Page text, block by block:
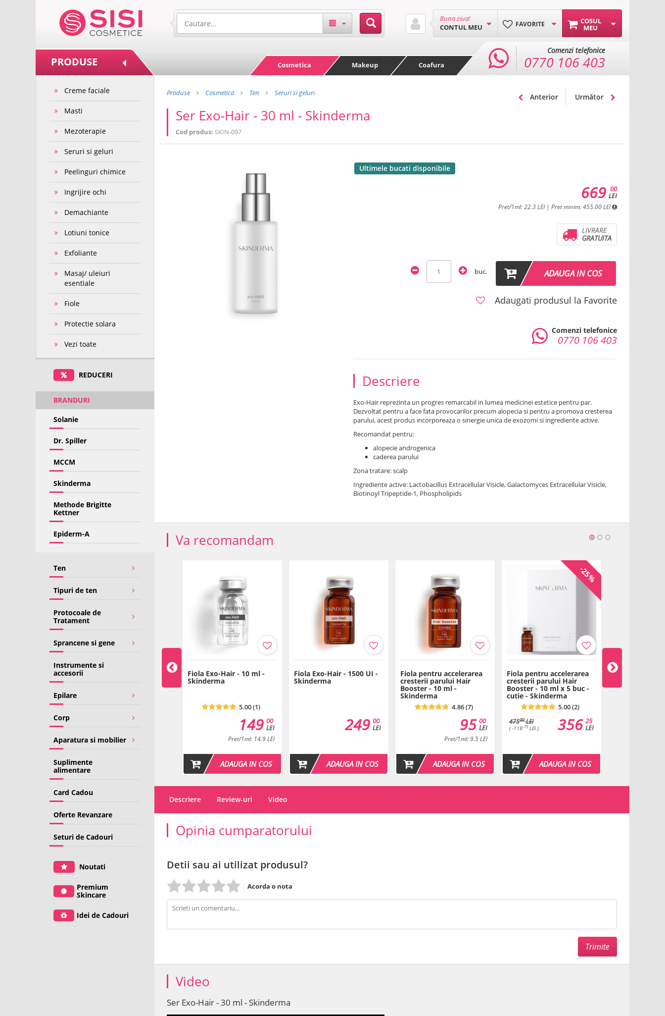
COSUL
MEU
FAVORITE
Buna ziua!
CONTUL MEU
PRODUSE Cosmetica Makeup Coafura
Comenzi telefonice
0770 106 403
Creme faciale
Masti
Mezoterapie
Seruri si geluri
Peelinguri chimice
Ingrijire ochi
Demachiante
Lotiuni tonice
Exfoliante
Masaj/ uleiuri
esentiale
Fiole
Protectie solara
Vezi toate
REDUCERI
BRANDURI
Solanie
Dr. Spiller
MCCM
Skinderma
Methode Brigitte
Kettner
Epiderm-A
Ten
Tipuri de ten
Protocoale de
Tratament
Sprancene si gene
Instrumente si
accesorii
Epilare
Corp
Aparatura si mobilier
Suplimente
alimentare
Card Cadou
Oferte Revanzare
Seturi de Cadouri
Noutati
Premium
Skincare
Idei de Cadouri
Produse Cosmetica Ten Seruri si geluri
Ser Exo-Hair - 30 ml - Skinderma
Cod produs: SKIN-097
Anterior Următor
Ultimele bucati disponibile
00
LEI
669
Pret/1ml: 22.3 LEI | Pret minim: 455.00 LEI
LIVRARE
GRATUITA
buc. ADAUGA IN COS
Adaugati produsul la Favorite
Comenzi telefonice
0770 106 403
Descriere
Exo-Hair reprezinta un progres remarcabil in lumea medicinei estetice pentru par.
Dezvoltat pentru a face fata provocarilor precum alopecia si pentru a promova cresterea
parului, acest produs incorporeaza o sinergie unica de exozomi si ingrediente active.
Recomandat pentru:
alopecie androgenica
caderea parului
Zona tratare: scalp
Ingrediente active: Lactobacillus Extracellular Visicle, Galactomyces Extracellular Visicle,
Biotinoyl Tripeptide-1, Phospholipids
Va recomandam
00
LEI
18
Pret/1ml: 18 LEI
ADAUGA IN COS
Fiola anticelulitica cu
270
Fiola Exo-Hair - 10 ml -
Skinderma
5.00 (1)
00
LEI
149
Pret/1ml: 14.9 LEI
ADAUGA IN COS
Fiola Exo-Hair - 1500 UI -
Skinderma
00
LEI
249
ADAUGA IN COS
Fiola pentru accelerarea
cresterii parului Hair
Booster - 10 ml -
Skinderma
4.86 (7)
00
LEI
95
Pret/1ml: 9.5 LEI
ADAUGA IN COS
-25%
Fiola pentru accelerarea
cresterii parului Hair
Booster - 10 ml x 5 buc -
cutie - Skinderma
5.00 (2)
47500LEI
( -118-75 LEI )
25
LEI
356
ADAUGA IN COS
Fiola
Skinderma
Descriere Review-uri Video
Opinia cumparatorului
Detii sau ai utilizat produsul?
Acorda o nota
Video
Ser Exo-Hair - 30 ml - Skinderma